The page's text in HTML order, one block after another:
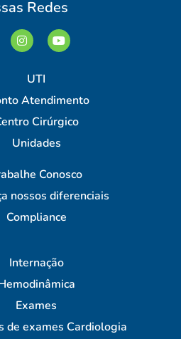
Redes
UTI
Atendimento
Cirúrgico
Unidades
Conosco
nossos diferenciais
Compliance
Internação
Exames
de exames Cardiologia